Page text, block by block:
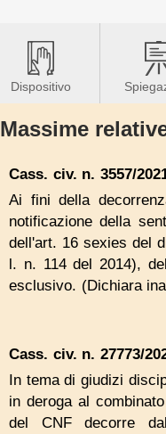
Dispositivo
Massime
Cass. civ. n. 3557/
Ai fini della
notificazione della
dell'art. 16 sexies del
l. n. 114 del 2014),
esclusivo. (Dichiara
Cass. civ. n. 27773/
In tema di giudizi
in deroga al
del CNF decorre